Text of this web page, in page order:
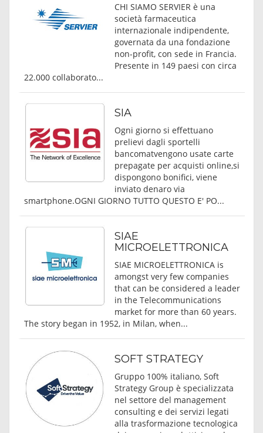
CHI SIAMO SERVIER è una
società farmaceutica
internazionale indipendente,
governata da una fondazione
non-profit, con sede in Francia.
Presente in 149 paesi con circa
22.000 collaborato...
SIA
Ogni giorno si effettuano
prelievi dagli sportelli
bancomatvengono usate carte
prepagate per acquisti online,si
dispongono bonifici, viene
inviato denaro via
smartphone.OGNI GIORNO TUTTO QUESTO E' PO...
SIAE
MICROELETTRONICA
SIAE MICROELETTRONICA is
amongst very few companies
that can be considered a leader
in the Telecommunications
market for more than 60 years.
The story began in 1952, in Milan, when...
SOFT STRATEGY
Gruppo 100% italiano, Soft
Strategy Group è specializzata
nel settore del management
consulting e dei servizi legati
alla trasformazione tecnologica